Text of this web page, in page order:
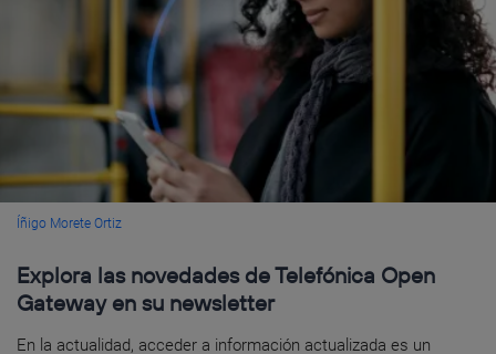
Íñigo Morete Ortiz
Explora las novedades de Telefónica Open
Gateway en su newsletter
En la actualidad, acceder a información actualizada es un